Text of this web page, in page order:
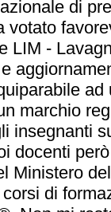
di
votato
LIM -
marchio
insegnanti
docenti
Ministero
di